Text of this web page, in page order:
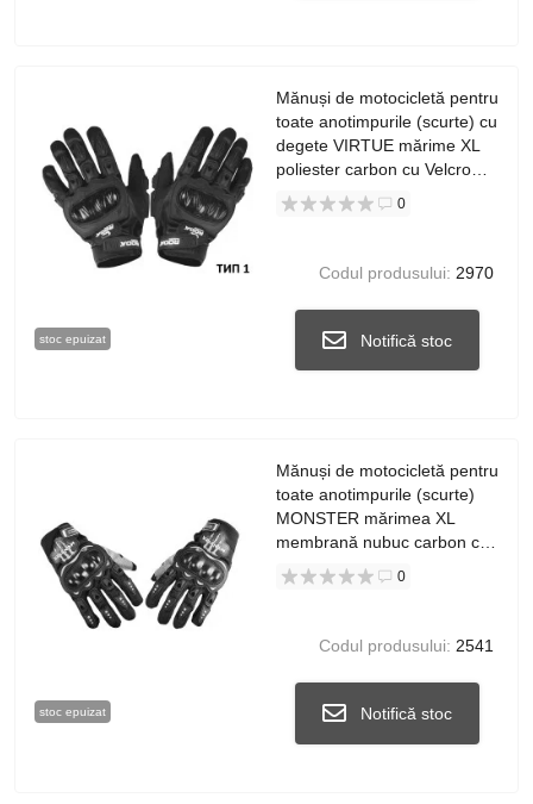
stoc epuizat
Mănuși de motocicletă pentru
toate anotimpurile (scurte) cu
degete VIRTUE mărime XL
poliester carbon cu Velcro
negru
0
Codul produsului: 2970
Notifică stoc
stoc epuizat
Mănuși de motocicletă pentru
toate anotimpurile (scurte)
MONSTER mărimea XL
membrană nubuc carbon cu
velcro negru
0
Codul produsului: 2541
Notifică stoc